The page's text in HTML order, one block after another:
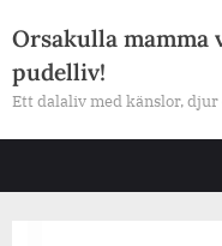
to
content
Orsakulla mamma
pudelliv!
Ett dalaliv med känslor,